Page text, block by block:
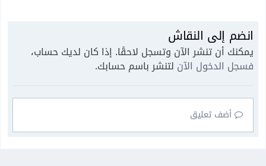
انضم إلى النقاش
يمكنك أن تنشر الآن وتسجل لاحقًا. إذا كان لديك حساب،
فسجل الدخول الآن لتنشر باسم حسابك.
أضف تعليق